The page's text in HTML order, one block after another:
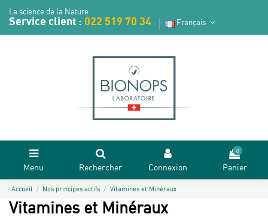
La science de la Nature
Service client : 022 519 70 34 Français
Menu Rechercher Connexion
0
Panier
Accueil Nos principes actifs Vitamines et Minéraux
Vitamines et Minéraux